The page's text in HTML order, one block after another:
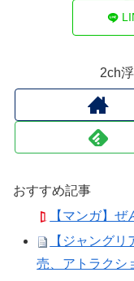
2ch
おすすめ記事
【マンガ】
【ジャング
売、アトラクシ